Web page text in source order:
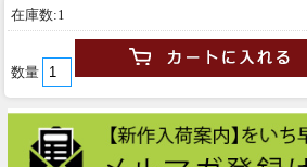
在庫数:1
数量